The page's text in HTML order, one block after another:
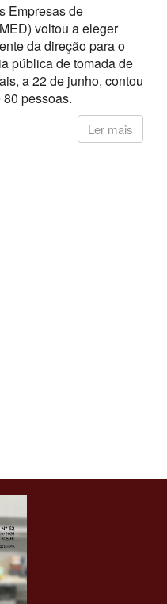
Empresas de
voltou a eleger
da direção para o
pública de tomada de
a 22 de junho, contou
pessoas.
Ler mais